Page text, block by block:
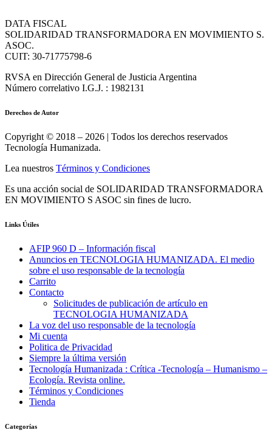
DATA FISCAL
SOLIDARIDAD TRANSFORMADORA EN MOVIMIENTO S.
ASOC.
CUIT: 30-71775798-6
RVSA en Dirección General de Justicia Argentina
Número correlativo I.G.J. : 1982131
Derechos de Autor
Copyright © 2018 – 2026 | Todos los derechos reservados
Tecnología Humanizada.
Lea nuestros Términos y Condiciones
Es una acción social de SOLIDARIDAD TRANSFORMADORA
EN MOVIMIENTO S ASOC sin fines de lucro.
Links Útiles
AFIP 960 D – Información fiscal
Anuncios en TECNOLOGIA HUMANIZADA. El medio
sobre el uso responsable de la tecnología
Carrito
Contacto
Solicitudes de publicación de artículo en
TECNOLOGIA HUMANIZADA
La voz del uso responsable de la tecnología
Mi cuenta
Politica de Privacidad
Siempre la última versión
Tecnología Humanizada : Crítica -Tecnología – Humanismo –
Ecología. Revista online.
Términos y Condiciones
Tienda
Categorías